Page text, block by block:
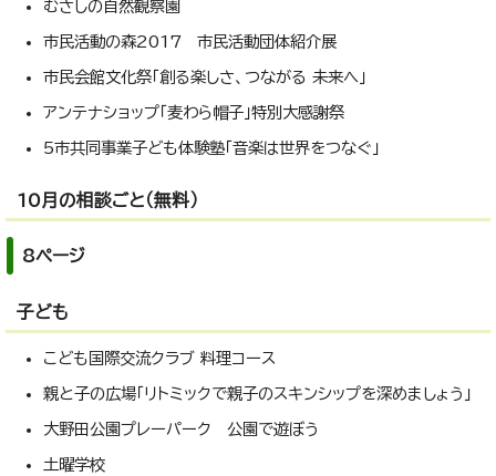
むさしの自然観察園
市民活動の森2017 市民活動団体紹介展
市民会館文化祭「創る楽しさ、つながる 未来へ」
アンテナショップ「麦わら帽子」特別大感謝祭
5市共同事業子ども体験塾「音楽は世界をつなぐ」
10月の相談ごと（無料）
8ページ
子ども
こども国際交流クラブ 料理コース
親と子の広場「リトミックで親子のスキンシップを深めましょう」
大野田公園プレーパーク 公園で遊ぼう
土曜学校